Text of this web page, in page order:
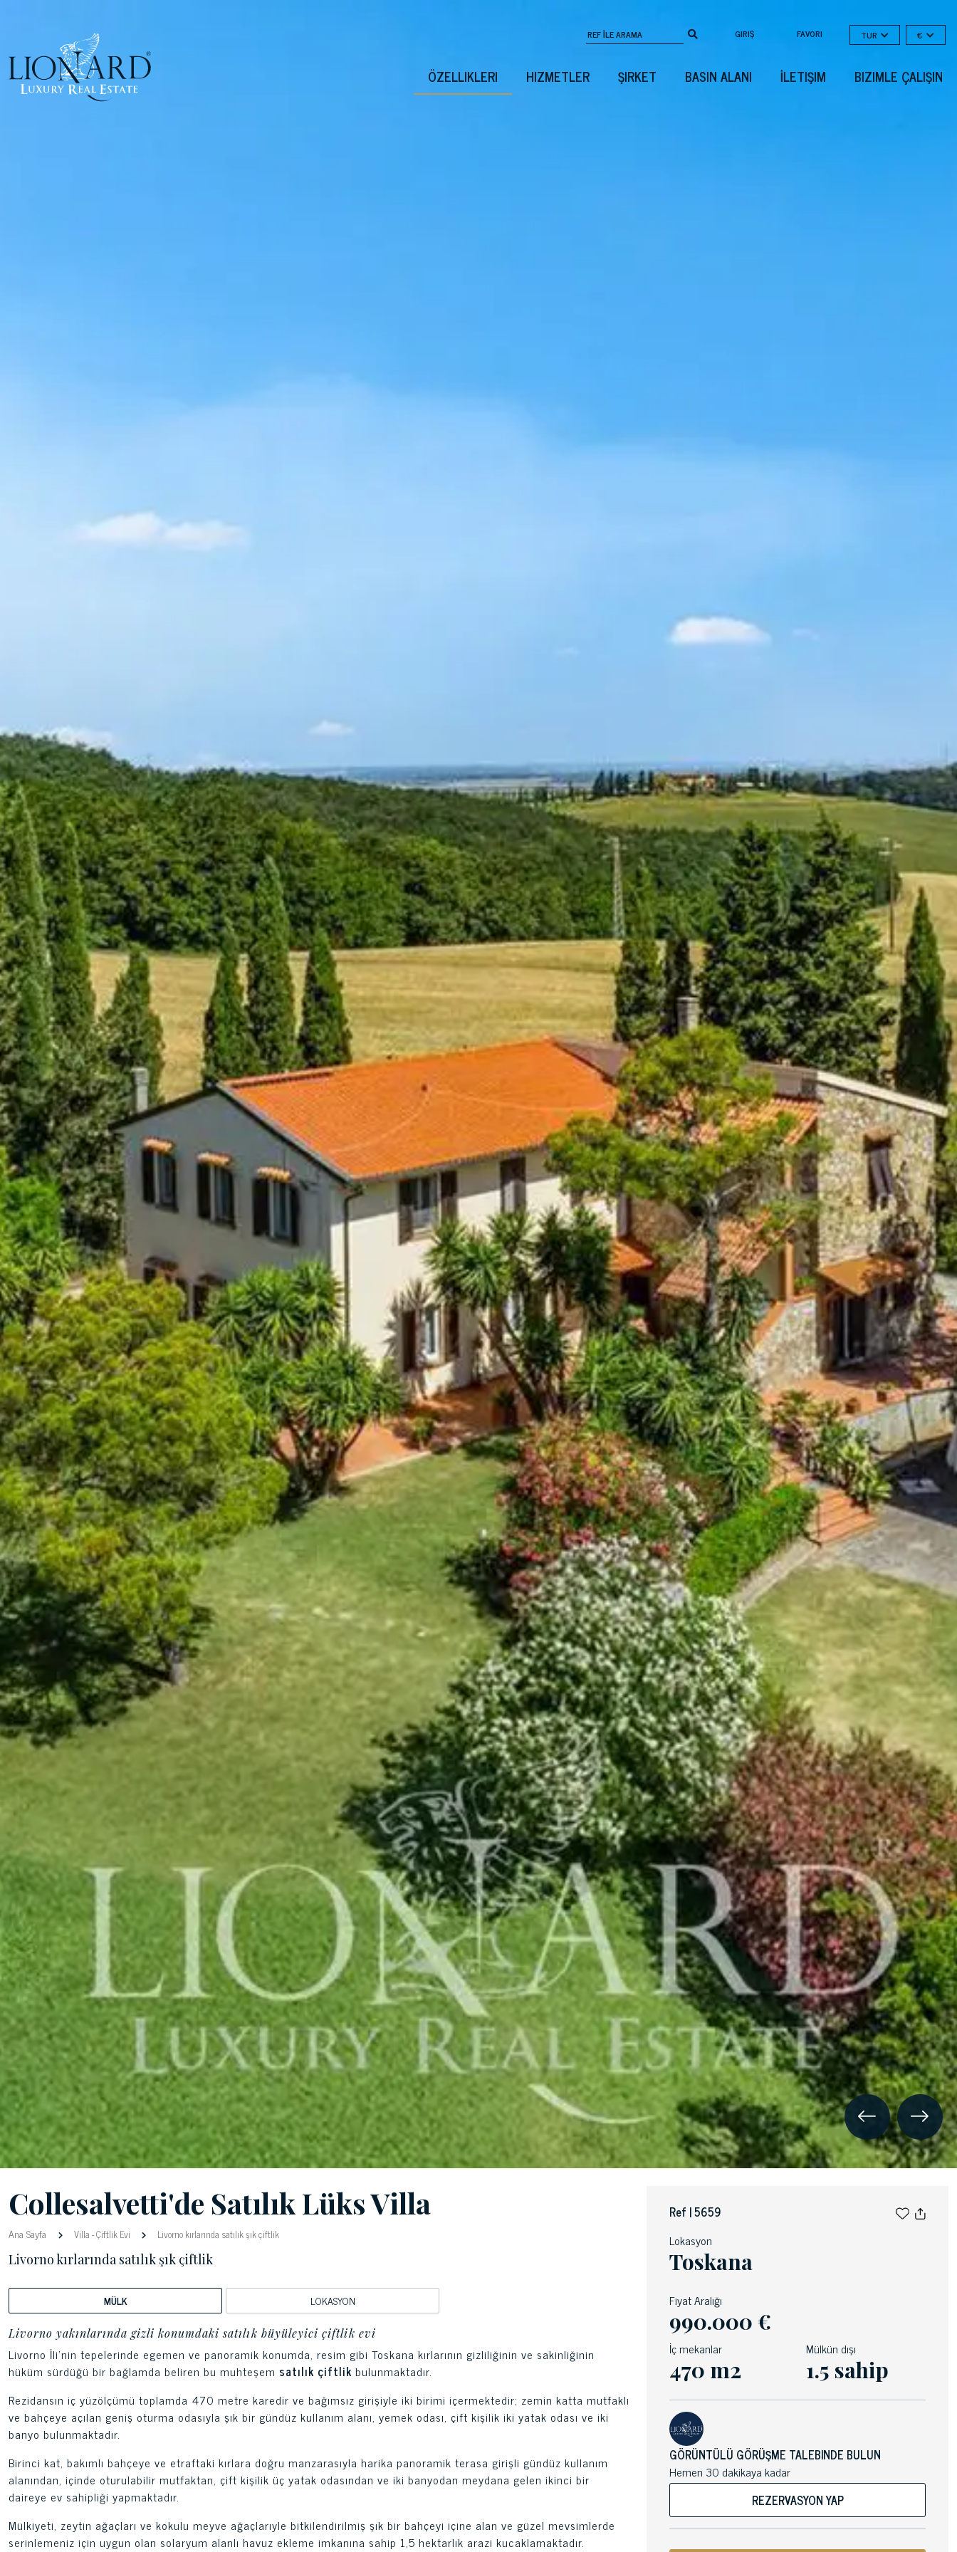
GIRIŞ FAVORI TUR €
ÖZELLIKLERI HIZMETLER ŞIRKET BASIN ALANI İLETIŞIM BIZIMLE ÇALIŞIN
Collesalvetti'de Satılık Lüks Villa
Ana Sayfa Villa-Çiftlik Evi Livorno kırlarında satılık şık çiftlik
Livorno kırlarında satılık şık çiftlik
MÜLK LOKASYON
Livorno yakınlarında gizli konumdaki satılık büyüleyici çiftlik evi
Livorno İli’nin tepelerinde egemen ve panoramik konumda, resim gibi Toskana kırlarının gizliliğinin ve sakinliğinin
hüküm sürdüğü bir bağlamda beliren bu muhteşem satılık çiftlik bulunmaktadır.
Rezidansın iç yüzölçümü toplamda 470 metre karedir ve bağımsız girişiyle iki birimi içermektedir; zemin katta mutfaklı
ve bahçeye açılan geniş oturma odasıyla şık bir gündüz kullanım alanı, yemek odası, çift kişilik iki yatak odası ve iki
banyo bulunmaktadır.
Birinci kat, bakımlı bahçeye ve etraftaki kırlara doğru manzarasıyla harika panoramik terasa girişli gündüz kullanım
alanından, içinde oturulabilir mutfaktan, çift kişilik üç yatak odasından ve iki banyodan meydana gelen ikinci bir
daireye ev sahipliği yapmaktadır.
Mülkiyeti, zeytin ağaçları ve kokulu meyve ağaçlarıyle bitkilendirilmiş şık bir bahçeyi içine alan ve güzel mevsimlerde
serinlemeniz için uygun olan solaryum alanlı havuz ekleme imkanına sahip 1,5 hektarlık arazi kucaklamaktadır.
Ref | 5659
Lokasyon
Toskana
Fiyat Aralığı
990.000 €
İç mekanlar
470 m2
Mülkün dışı
1.5 sahip
GÖRÜNTÜLÜ GÖRÜŞME TALEBINDE BULUN
Hemen 30 dakikaya kadar
REZERVASYON YAP